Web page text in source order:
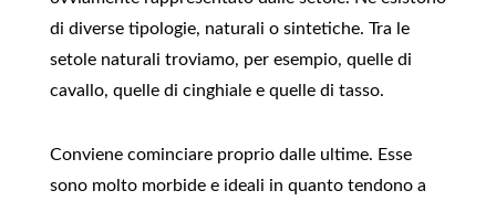
di diverse tipologie, naturali o sintetiche. Tra le
setole naturali troviamo, per esempio, quelle di
cavallo, quelle di cinghiale e quelle di tasso.
Conviene cominciare proprio dalle ultime. Esse
sono molto morbide e ideali in quanto tendono a